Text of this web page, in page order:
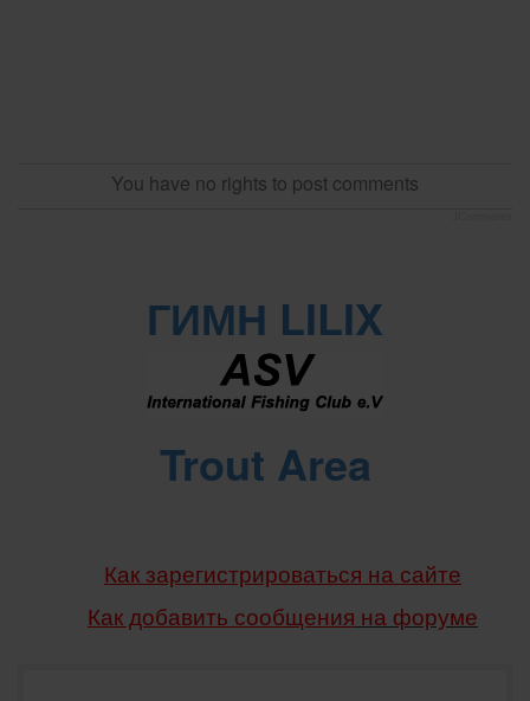
You have no rights to post comments
ГИМН LILIX
Trout Area
Как зарегистрироваться на сайте
Как добавить сообщения на форуме